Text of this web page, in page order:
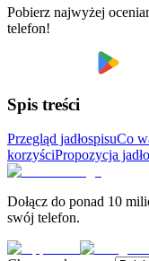
Pobierz najwyżej
telefon!
Spis treści
Przegląd jadłospisuCo
korzyściPropozycja
Dołącz do ponad 10
swój telefon.